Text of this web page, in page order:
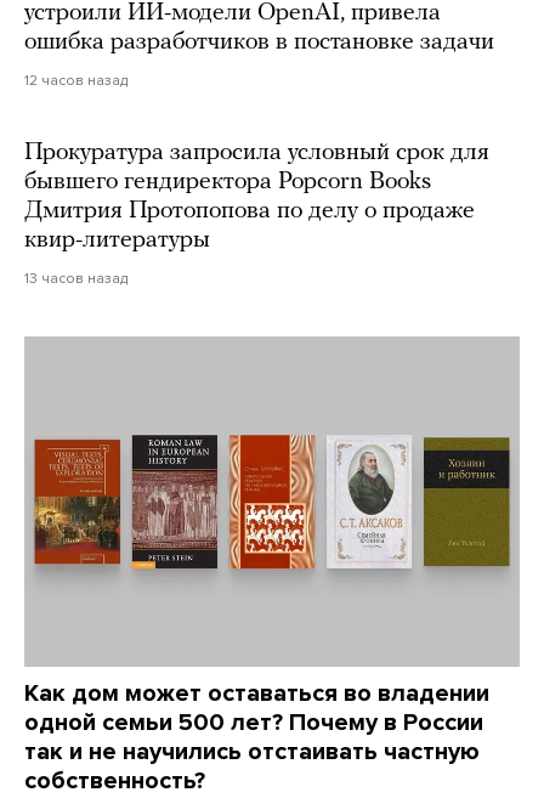
устроили ИИ-модели OpenAI, привела
ошибка разработчиков в постановке задачи
12 часов назад
Прокуратура запросила условный срок для
бывшего гендиректора Popcorn Books
Дмитрия Протопопова по делу о продаже
квир-литературы
13 часов назад
Как дом может оставаться во владении
одной семьи 500 лет? Почему в России
так и не научились отстаивать частную
собственность?